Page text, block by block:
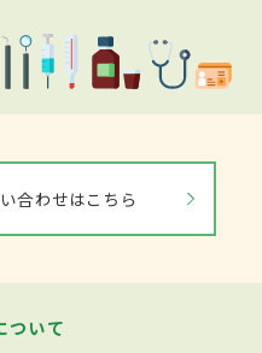
合わせはこちら
ついて